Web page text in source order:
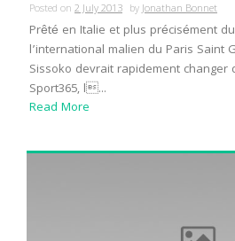
Posted on 2 July 2013 byJonathan Bonnet
Prêté en Italie et plus précisément
l’international malien du Paris Saint
Sissoko devrait rapidement changer
Sport365, l...
Read More